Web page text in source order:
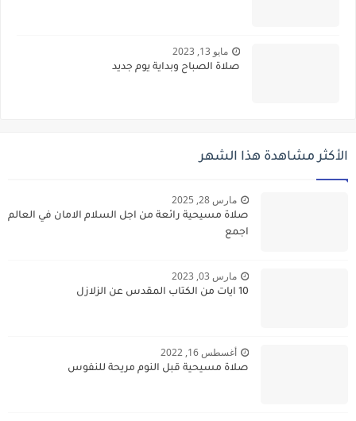
مايو 13, 2023
صلاة الصباح وبداية يوم جديد
الأكثر مشاهدة هذا الشهر
مارس 28, 2025
صلاة مسيحية رائعة من اجل السلام الامان في العالم
اجمع
مارس 03, 2023
10 ايات من الكتاب المقدس عن الزلازل
أغسطس 16, 2022
صلاة مسيحية قبل النوم مريحة للنفوس